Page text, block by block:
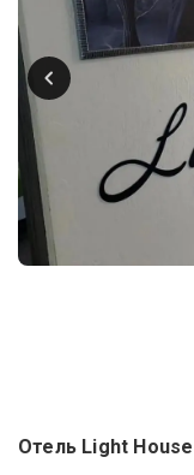
Отель Light House